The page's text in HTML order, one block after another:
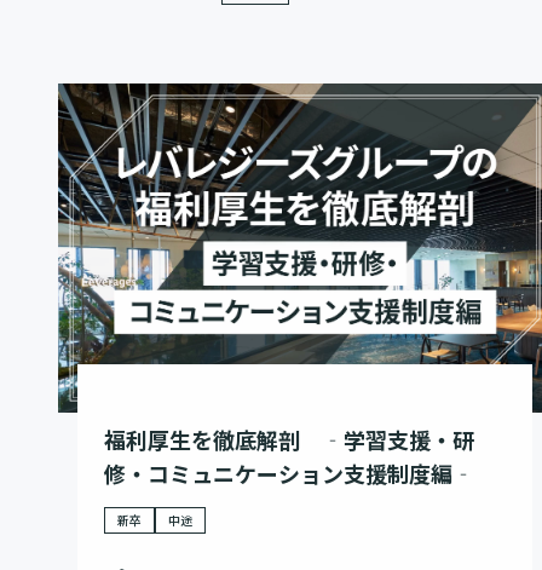
福利厚生を徹底解剖 ‐学習支援・研
修・コミュニケーション支援制度編‐
新卒 中途